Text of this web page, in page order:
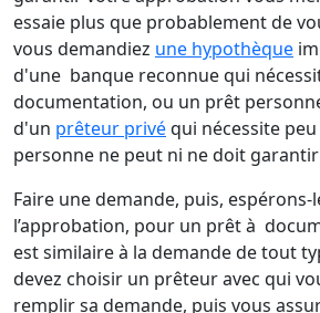
essaie plus que probablement de
vous demandiez une hypothèque
d'une banque reconnue qui
documentation, ou un prêt
d'un prêteur privéqui nécessite
personne ne peut ni ne doit
Faire une demande, puis,
l’approbation, pour un prêt à
est similaire à la demande de tout
devez choisir un prêteur avec qui
remplir sa demande, puis vous